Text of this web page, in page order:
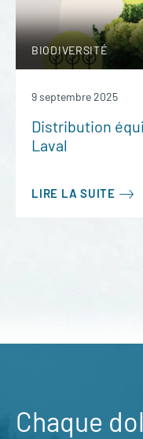
BIODIVERSITÉ
9 septembre 2025
Distribution
Laval
LIRE LA SUITE
Chaque